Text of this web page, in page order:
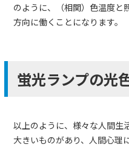
のように、（相関）色温度と
方向に働くことになります。
蛍光ランプの光
以上のように、様々な人間生
大きいものがあり、人間心理